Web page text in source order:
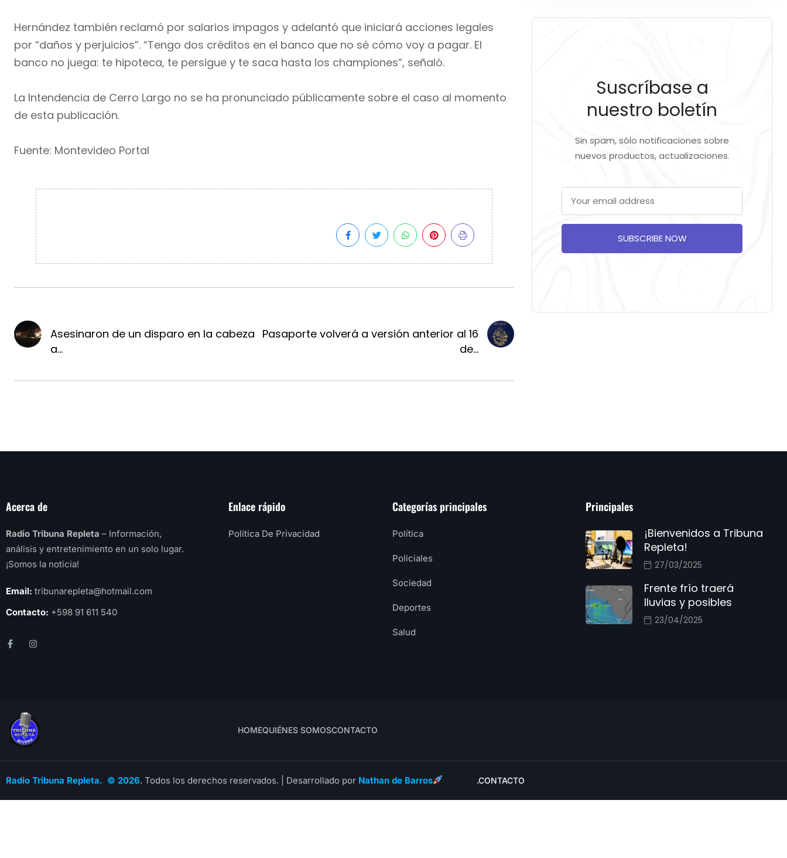
Hernández también reclamó por salarios impagos y adelantó que iniciará acciones legales
por “daños y perjuicios”. “Tengo dos créditos en el banco que no sé cómo voy a pagar. El
banco no juega: te hipoteca, te persigue y te saca hasta los championes”, señaló.
La Intendencia de Cerro Largo no se ha pronunciado públicamente sobre el caso al momento
de esta publicación.
Fuente: Montevideo Portal
Asesinaron de un disparo en la cabeza
a...
Pasaporte volverá a versión anterior al 16
de...
Suscríbase a
nuestro boletín
Sin spam, sólo notificaciones sobre
nuevos productos, actualizaciones.
SUBSCRIBE NOW
Acerca de
Radio Tribuna Repleta – Información,
análisis y entretenimiento en un solo lugar.
¡Somos la noticia!
Email: tribunarepleta@hotmail.com
Contacto: +598 91 611 540
Enlace rápido
Política De Privacidad
Categorías principales
Política
Policiales
Sociedad
Deportes
Salud
Principales
¡Bienvenidos a Tribuna
Repleta!
27/03/2025
Frente frío traerá
lluvias y posibles
23/04/2025
HOMEQUIÉNES SOMOSCONTACTO
Radio Tribuna Repleta. © 2026. Todos los derechos reservados. | Desarrollado por Nathan de Barros .CONTACTO